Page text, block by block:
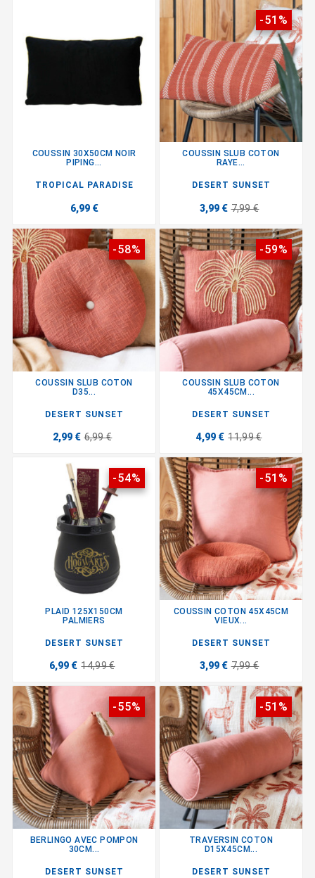
COUSSIN 30X50CM NOIR
PIPING...
TROPICAL PARADISE
6,99 €
-51%
COUSSIN SLUB COTON
RAYE...
DESERT SUNSET
3,99 € 7,99 €
-58%
COUSSIN SLUB COTON
D35...
DESERT SUNSET
2,99 € 6,99 €
-59%
COUSSIN SLUB COTON
45X45CM...
DESERT SUNSET
4,99 € 11,99 €
-54%
PLAID 125X150CM
PALMIERS
DESERT SUNSET
6,99 € 14,99 €
-51%
COUSSIN COTON 45X45CM
VIEUX...
DESERT SUNSET
3,99 € 7,99 €
-55%
BERLINGO AVEC POMPON
30CM...
DESERT SUNSET
-51%
TRAVERSIN COTON
D15X45CM...
DESERT SUNSET